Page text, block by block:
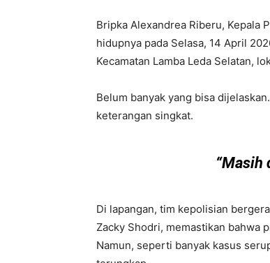
Bripka Alexandrea Riberu, Kepala
hidupnya pada Selasa, 14 April
Kecamatan Lamba Leda Selatan,
Belum banyak yang bisa
keterangan singkat.
“Masih
Di lapangan, tim kepolisian
Zacky Shodri, memastikan bahwa
Namun, seperti banyak kasus